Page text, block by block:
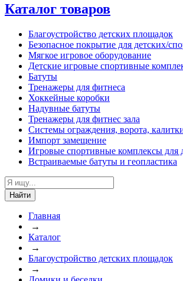
Каталог товаров
Благоустройство детских площадок
Безопасное покрытие для детских/
Мягкое игровое оборудование
Детские игровые спортивные
Батуты
Тренажеры для фитнеса
Хоккейные коробки
Надувные батуты
Тренажеры для фитнес зала
Системы ограждения, ворота,
Импорт замещение
Игровые спортивные комплексы для
Встраиваемые батуты и геопластика
Найти
Главная
→
Каталог
→
Благоустройство детских площадок
→